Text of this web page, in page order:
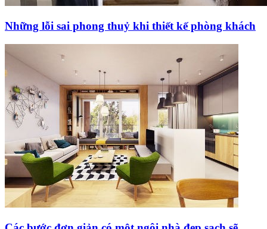
Những lỗi sai phong thuỷ khi thiết kế phòng khách